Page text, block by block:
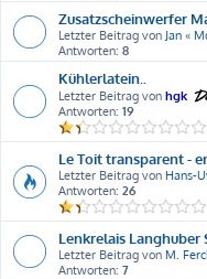
Zusatzscheinwerfer
Letzter Beitrag von Jan «
Antworten: 8
Kühlerlatein..
Letzter Beitrag von hgk
Antworten: 19
Le Toit transparent -
Letzter Beitrag von Hans-
Antworten: 26
Lenkrelais Langhuber
Letzter Beitrag von M.
Antworten: 7